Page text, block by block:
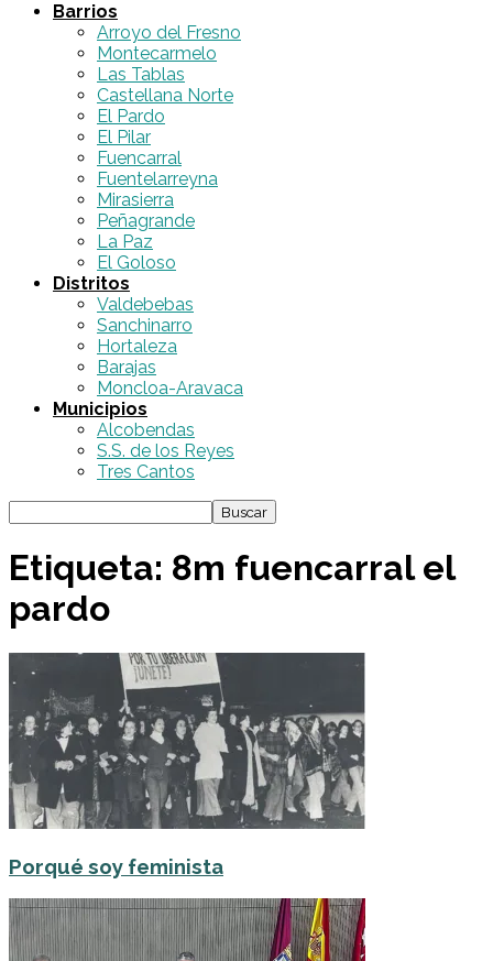
Barrios
Arroyo del Fresno
Montecarmelo
Las Tablas
Castellana Norte
El Pardo
El Pilar
Fuencarral
Fuentelarreyna
Mirasierra
Peñagrande
La Paz
El Goloso
Distritos
Valdebebas
Sanchinarro
Hortaleza
Barajas
Moncloa-Aravaca
Municipios
Alcobendas
S.S. de los Reyes
Tres Cantos
Etiqueta: 8m fuencarral el
pardo
Porqué soy feminista